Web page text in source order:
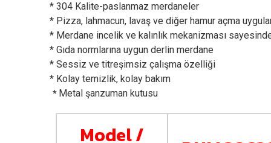
* 304 Kalite-paslanmaz merdaneler
* Pizza, lahmacun, lavaş ve diğer hamur açma
* Merdane incelik ve kalınlık mekanizması
* Gıda normlarına uygun derlin merdane
* Sessiz ve titreşimsiz çalışma özelliği
* Kolay temizlik, kolay bakım
* Metal şanzuman kutusu
Model /